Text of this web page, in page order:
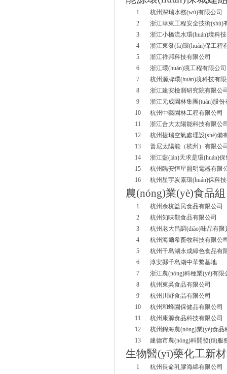
1
杭州深瑞水務(wù)有限公司
2
浙江華東工程安全技術(shù)
3
浙江小橋流水環(huán)境科
4
浙江東發(fā)環(huán)保工程
5
浙江祥邦科技有限公司
6
浙江環(huán)境工程有限公司
7
杭州源牌環(huán)境科技有
8
浙江建安檢測研究院有限公
9
浙江元成園林集團(tuán)股份
10
杭州中藝園林工程有限公司
11
浙江合大太陽能科技有限公
12
杭州捷瑞空氣處理設(shè)備
13
普尼太陽能（杭州）有限公
14
浙江藍(lán)天求是環(huán)
15
杭州臨安恒星照明電器有限
16
杭州星宇炭素環(huán)保科
農(nóng)業(yè)食品組
1
杭州余杭益民食品有限公司
2
杭州知味觀食品有限公司
3
杭州老大昌調(diào)味品有限
4
杭州海爾希畜牧科技有限公
5
杭州千島湖永成綠色食品有
6
淳安縣千島湖中華鱉基地
7
浙江農(nóng)科種業(yè)有限
8
杭州東吳食品有限公司
9
杭州川野食品有限公司
10
杭州和蜂園保健品有限公司
11
杭州康源食品科技有限公司
12
杭州錦海農(nóng)業(yè)食品
13
建德市農(nóng)科開發(fā)服
生物醫(yī)藥化工新
1
杭州長命乳膠海綿有限公司